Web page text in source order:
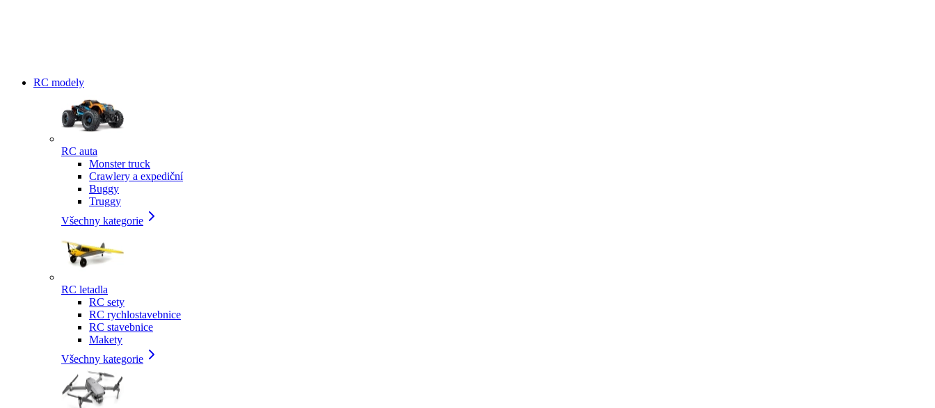
RC modely
RC auta
Monster truck
Crawlery a expediční
Buggy
Truggy
Všechny kategorie
RC letadla
RC sety
RC rychlostavebnice
RC stavebnice
Makety
Všechny kategorie